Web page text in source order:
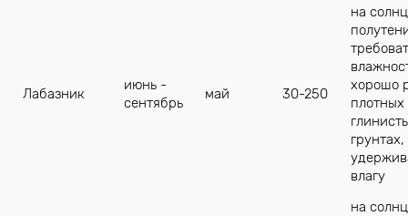
Лабазник
июнь -
сентябрь
май 30-250
на
хорошо
плотных
грунтах,
влагу
на